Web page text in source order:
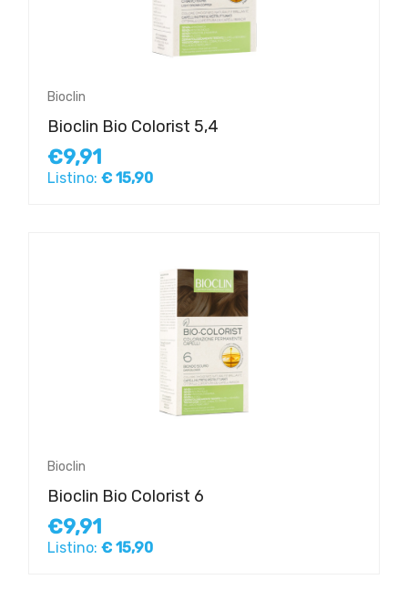
Bioclin
Bioclin Bio Colorist 5,4
€9,91
Listino: € 15,90
Bioclin
Bioclin Bio Colorist 6
€9,91
Listino: € 15,90